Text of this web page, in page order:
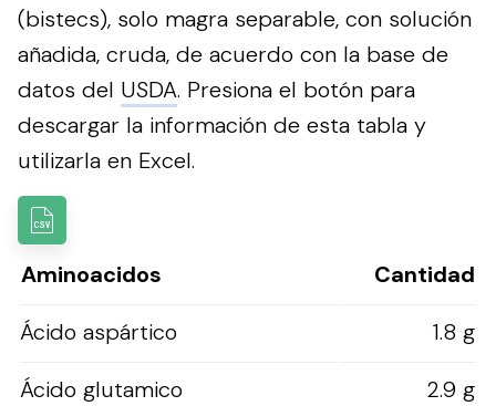
(bistecs), solo magra separable, con solución
añadida, cruda, de acuerdo con la base de
datos del USDA. Presiona el botón para
descargar la información de esta tabla y
utilizarla en Excel.
Aminoacidos
Cantidad
Ácido aspártico
1.8 g
Ácido glutamico
2.9 g